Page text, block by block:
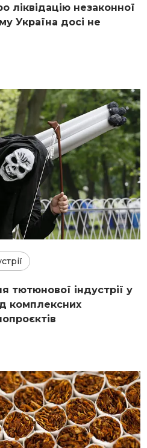
ліквідацію незаконної
Україна досі не
тютюнової індустрії у
комплексних